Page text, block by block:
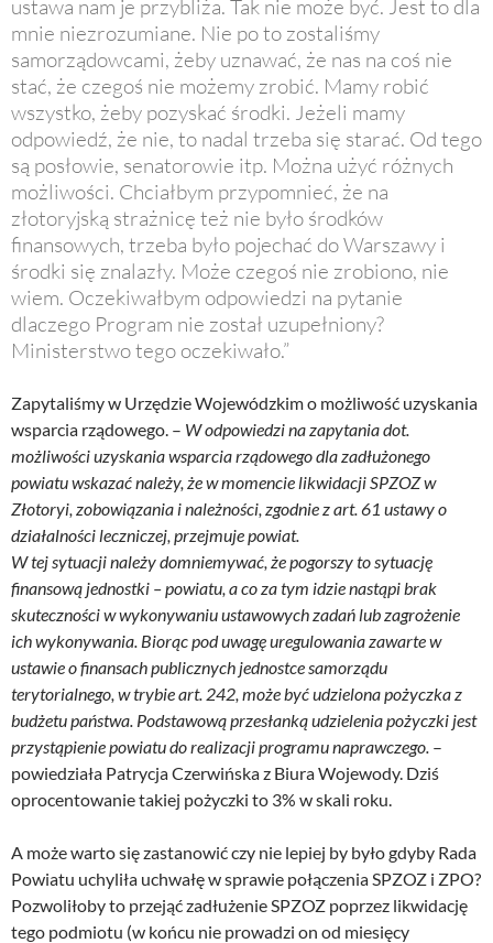
ustawa nam je przybliża. Tak nie może być. Jest to dla
mnie niezrozumiane. Nie po to zostaliśmy
samorządowcami, żeby uznawać, że nas na coś nie
stać, że czegoś nie możemy zrobić. Mamy robić
wszystko, żeby pozyskać środki. Jeżeli mamy
odpowiedź, że nie, to nadal trzeba się starać. Od tego
są posłowie, senatorowie itp. Można użyć różnych
możliwości. Chciałbym przypomnieć, że na
złotoryjską strażnicę też nie było środków
finansowych, trzeba było pojechać do Warszawy i
środki się znalazły. Może czegoś nie zrobiono, nie
wiem. Oczekiwałbym odpowiedzi na pytanie
dlaczego Program nie został uzupełniony?
Ministerstwo tego oczekiwało.”
Zapytaliśmy w Urzędzie Wojewódzkim o możliwość uzyskania
wsparcia rządowego. – W odpowiedzi na zapytania dot.
możliwości uzyskania wsparcia rządowego dla zadłużonego
powiatu wskazać należy, że w momencie likwidacji SPZOZ w
Złotoryi, zobowiązania i należności, zgodnie z art. 61 ustawy o
działalności leczniczej, przejmuje powiat.
W tej sytuacji należy domniemywać, że pogorszy to sytuację
finansową jednostki – powiatu, a co za tym idzie nastąpi brak
skuteczności w wykonywaniu ustawowych zadań lub zagrożenie
ich wykonywania. Biorąc pod uwagę uregulowania zawarte w
ustawie o finansach publicznych jednostce samorządu
terytorialnego, w trybie art. 242, może być udzielona pożyczka z
budżetu państwa. Podstawową przesłanką udzielenia pożyczki jest
przystąpienie powiatu do realizacji programu naprawczego. –
powiedziała Patrycja Czerwińska z Biura Wojewody. Dziś
oprocentowanie takiej pożyczki to 3% w skali roku.
A może warto się zastanowić czy nie lepiej by było gdyby Rada
Powiatu uchyliła uchwałę w sprawie połączenia SPZOZ i ZPO?
Pozwoliłoby to przejąć zadłużenie SPZOZ poprzez likwidację
tego podmiotu (w końcu nie prowadzi on od miesięcy